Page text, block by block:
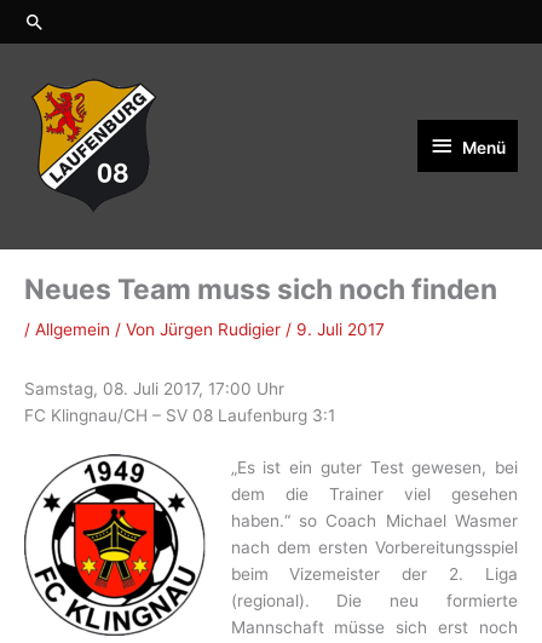
ZumSuchen
Menü
Menü
Neues Team muss sich noch finden
/ Allgemein / Von Jürgen Rudigier / 9. Juli 2017
Samstag, 08. Juli 2017, 17:00 Uhr
FC Klingnau/CH – SV 08 Laufenburg 3:1
„Es ist ein guter Test gewesen, bei
dem die Trainer viel gesehen
haben.“ so Coach Michael Wasmer
nach dem ersten Vorbereitungsspiel
beim Vizemeister der 2. Liga
(regional). Die neu formierte
Mannschaft müsse sich erst noch